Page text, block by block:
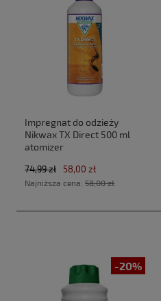
Impregnat do odzieży
Nikwax TX Direct 500 ml
atomizer
74,99 zł 58,00 zł
Najniższa cena: 58,00 zł
-20%